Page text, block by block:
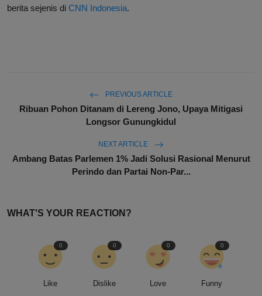
berita sejenis di CNN Indonesia.
PREVIOUS ARTICLE
Ribuan Pohon Ditanam di Lereng Jono, Upaya Mitigasi
Longsor Gunungkidul
NEXT ARTICLE
Ambang Batas Parlemen 1% Jadi Solusi Rasional Menurut
Perindo dan Partai Non-Par...
WHAT'S YOUR REACTION?
Like
0
Dislike
0
Love
0
Funny
0